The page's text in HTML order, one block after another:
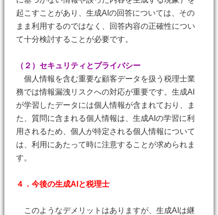
起こすことがあり、生成AIの回答については、その
まま利用するのではなく、回答内容の正確性につい
て十分検討することが必要です。
（２）セキュリティとプライバシー
個人情報を含む重要な顧客データを扱う税理士業
務では情報漏洩リスクへの対応が重要です。生成AI
が学習したデータには個人情報が含まれており、ま
た、質問に含まれる個人情報は、生成AIの学習に利
用されるため、個人が特定される個人情報について
は、利用にあたって時に注意することが求められま
す。
４．今後の生成AIと税理士
このようなデメリットはありますが、生成AIは継